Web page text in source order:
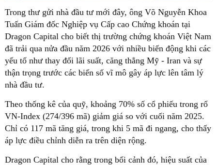
Trong thư gửi nhà đầu tư mới đây, ông Võ Nguyễn Khoa
Tuấn Giám đốc Nghiệp vụ Cấp cao Chứng khoán tại
Dragon Capital cho biết thị trường chứng khoán Việt Nam
đã trải qua nửa đầu năm 2026 với nhiều biến động khi các
yếu tố như thay đổi lãi suất, căng thẳng Mỹ - Iran và sự
thận trọng trước các biến số vĩ mô gây áp lực lên tâm lý
nhà đầu tư.
Theo thống kê của quỹ, khoảng 70% số cổ phiếu trong rổ
VN-Index (274/396 mã) giảm giá so với cuối năm 2025.
Chỉ có 117 mã tăng giá, trong khi 5 mã đi ngang, cho thấy
áp lực điều chỉnh diễn ra trên diện rộng.
Dragon Capital cho rằng trong bối cảnh đó, hiệu suất của